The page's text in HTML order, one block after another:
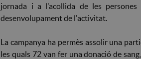
jornada i a l'acollida de les
desenvolupament de l'activitat.
La campanya ha permès assolir una
les quals 72 van fer una donació de